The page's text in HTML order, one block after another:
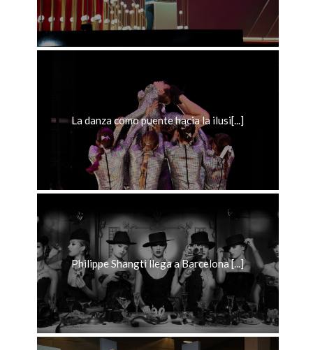
La danza como puente hacia la ilusi[...]
Philippe Shangti llega a Barcelona [...]